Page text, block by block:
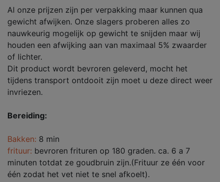
Al onze prijzen zijn per verpakking maar kunnen qua
gewicht afwijken. Onze slagers proberen alles zo
nauwkeurig mogelijk op gewicht te snijden maar wij
houden een afwijking aan van maximaal 5% zwaarder
of lichter.
Dit product wordt bevroren geleverd, mocht het
tijdens transport ontdooit zijn moet u deze direct weer
invriezen.
Bereiding:
Bakken: 8 min
frituur: bevroren frituren op 180 graden. ca. 6 a 7
minuten totdat ze goudbruin zijn.(Frituur ze één voor
één zodat het vet niet te snel afkoelt).